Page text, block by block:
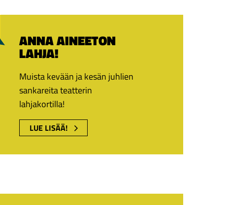
ANNA AINEETON
LAHJA!
Muista kevään ja kesän juhlien
sankareita teatterin
lahjakortilla!
LUE LISÄÄ!